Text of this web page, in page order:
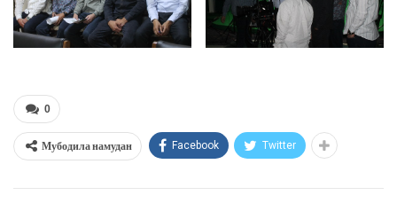
0
Мубодила намудан Facebook Twitter